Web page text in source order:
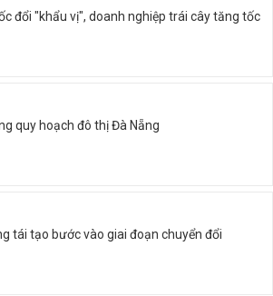
đổi "khẩu vị", doanh nghiệp trái cây tăng tốc
quy hoạch đô thị Đà Nẵng
tái tạo bước vào giai đoạn chuyển đổi